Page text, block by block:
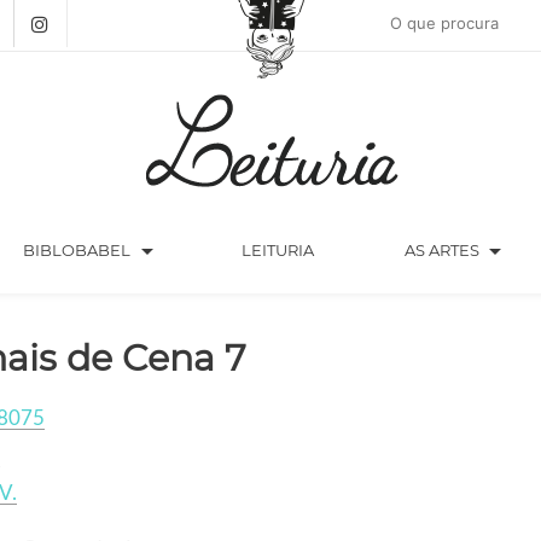
BIBLOBABEL arrow_drop_down LEITURIA AS ARTES arrow_drop_down
de Cena 7